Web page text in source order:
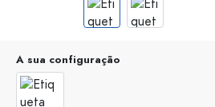
A sua configuração